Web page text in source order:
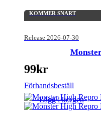
KOMMER SNART
Release 2026-07-30
99kr
Förhandsbeställ
Lägg i korgen